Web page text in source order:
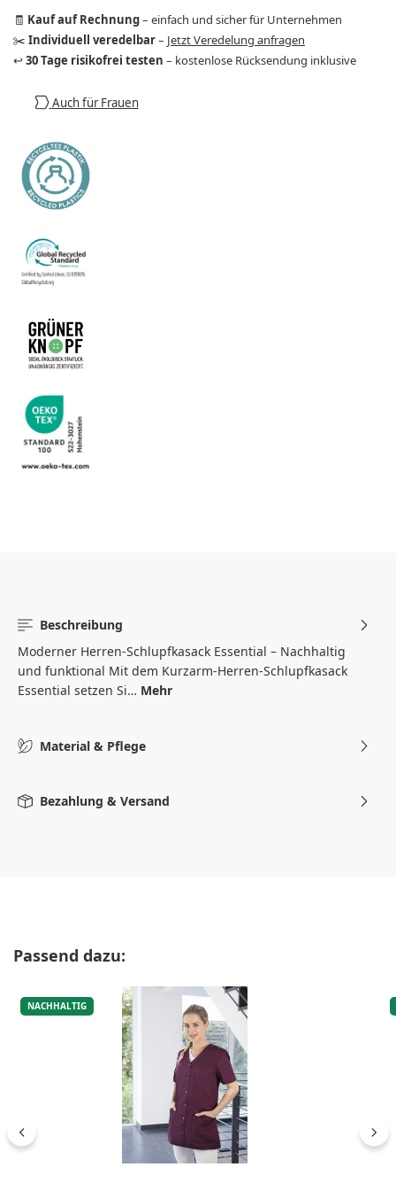
🧾 Kauf auf Rechnung– einfach und sicher für Unternehmen
✂️ Individuell veredelbar– Jetzt Veredelung anfragen
↩️ 30 Tage risikofrei testen – kostenlose Rücksendung inklusive
Auch für Frauen
Beschreibung
Moderner Herren-Schlupfkasack Essential – Nachhaltig
und funktional Mit dem Kurzarm-Herren-Schlupfkasack
Essential setzen Si… Mehr
Material & Pflege
Bezahlung & Versand
Produktgalerie überspringen
Passend dazu:
NACHHALTIG